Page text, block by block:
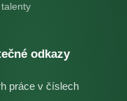
odkazy
práce v číslech